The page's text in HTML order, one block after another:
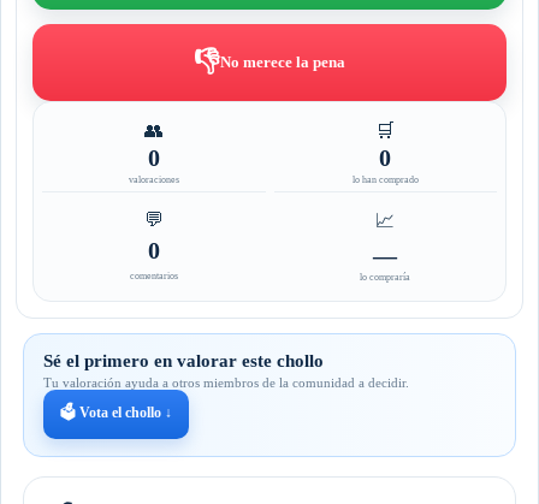
👎No merece la pena
👥
0
valoraciones
🛒
0
lo han comprado
💬
0
comentarios
📈
—
lo compraría
Sé el primero en valorar este chollo
Tu valoración ayuda a otros miembros de la comunidad a decidir.
🗳️ Vota el chollo ↓